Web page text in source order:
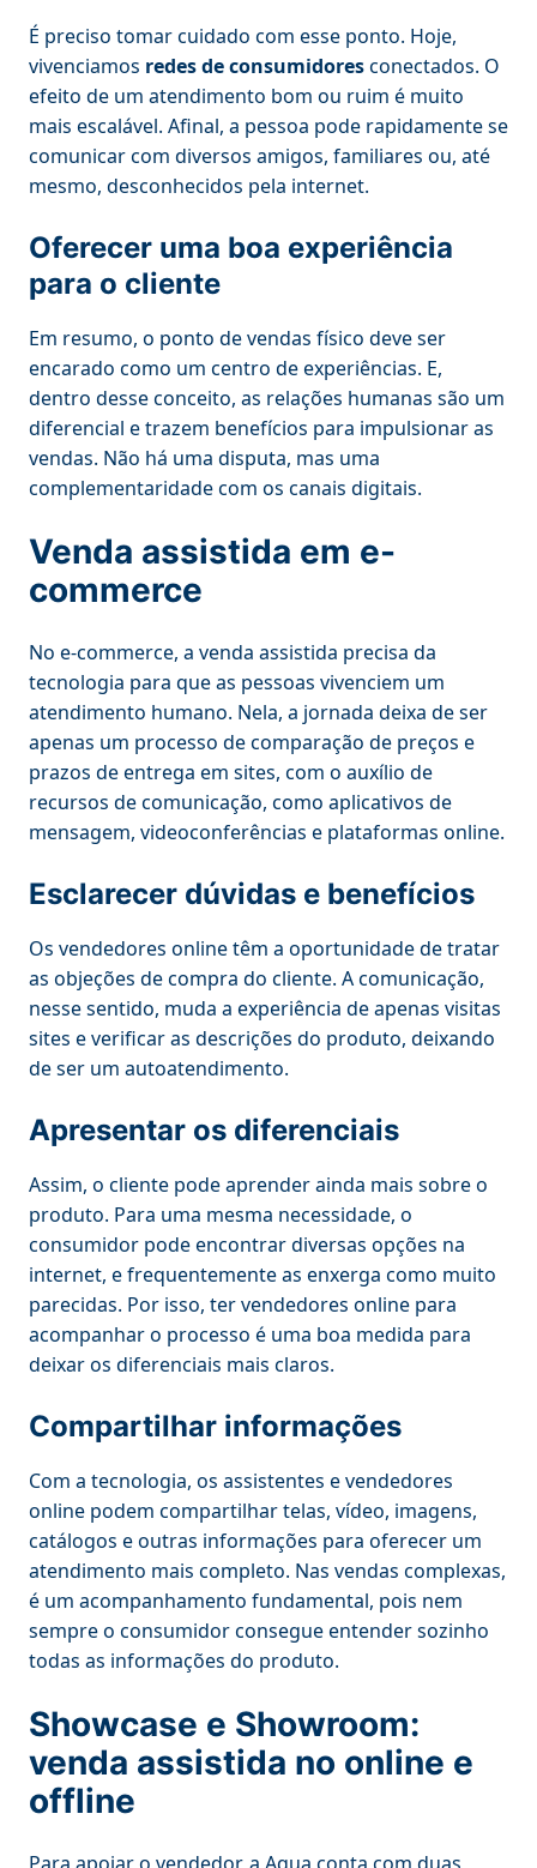
É preciso tomar cuidado com esse ponto. Hoje,
vivenciamos redes de consumidoresconectados. O
efeito de um atendimento bom ou ruim é muito
mais escalável. Afinal, a pessoa pode rapidamente se
comunicar com diversos amigos, familiares ou, até
mesmo, desconhecidos pela internet.
Oferecer uma boa experiência
para o cliente
Em resumo, o ponto de vendas físico deve ser
encarado como um centro de experiências. E,
dentro desse conceito, as relações humanas são um
diferencial e trazem benefícios para impulsionar as
vendas. Não há uma disputa, mas uma
complementaridade com os canais digitais.
Venda assistida em e-
commerce
No e-commerce, a venda assistida precisa da
tecnologia para que as pessoas vivenciem um
atendimento humano. Nela, a jornada deixa de ser
apenas um processo de comparação de preços e
prazos de entrega em sites, com o auxílio de
recursos de comunicação, como aplicativos de
mensagem, videoconferências e plataformas online.
Esclarecer dúvidas e benefícios
Os vendedores online têm a oportunidade de tratar
as objeções de compra do cliente. A comunicação,
nesse sentido, muda a experiência de apenas visitas
sites e verificar as descrições do produto, deixando
de ser um autoatendimento.
Apresentar os diferenciais
Assim, o cliente pode aprender ainda mais sobre o
produto. Para uma mesma necessidade, o
consumidor pode encontrar diversas opções na
internet, e frequentemente as enxerga como muito
parecidas. Por isso, ter vendedores online para
acompanhar o processo é uma boa medida para
deixar os diferenciais mais claros.
Compartilhar informações
Com a tecnologia, os assistentes e vendedores
online podem compartilhar telas, vídeo, imagens,
catálogos e outras informações para oferecer um
atendimento mais completo. Nas vendas complexas,
é um acompanhamento fundamental, pois nem
sempre o consumidor consegue entender sozinho
todas as informações do produto.
Showcase e Showroom:
venda assistida no online e
offline